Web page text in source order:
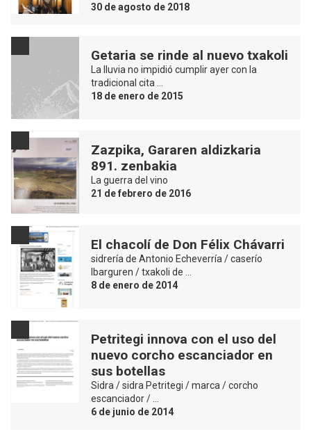
30 de agosto de 2018
Getaria se rinde al nuevo txakoli
La lluvia no impidió cumplir ayer con la
tradicional cita …
18 de enero de 2015
Zazpika, Gararen aldizkaria
891. zenbakia
La guerra del vino
21 de febrero de 2016
El chacolí de Don Félix Chávarri
sidrería de Antonio Echeverría / caserío
Ibarguren / txakoli de …
8 de enero de 2014
Petritegi innova con el uso del
nuevo corcho escanciador en
sus botellas
Sidra / sidra Petritegi / marca / corcho
escanciador / …
6 de junio de 2014